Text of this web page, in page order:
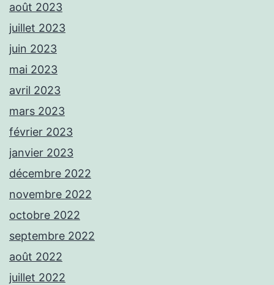
août 2023
juillet 2023
juin 2023
mai 2023
avril 2023
mars 2023
février 2023
janvier 2023
décembre 2022
novembre 2022
octobre 2022
septembre 2022
août 2022
juillet 2022